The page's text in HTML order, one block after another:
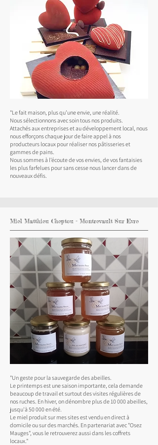
"Le fait maison, plus qu’une envie, une réalité.
Nous sélectionnons avec soin tous nos produits.
Attachés aux entreprises et au développement local, nous
nous efforçons chaque jour de faire appel à nos
producteurs locaux pour réaliser nos pâtisseries et
gammes de pains.
Nous sommes à l’écoute de vos envies, de vos fantaisies
les plus farfelues pour sans cesse nous lancer dans de
nouveaux défis.
Miel Matthieu Cheptou - Montrevault Sur Evre
"Un geste pour la sauvegarde des abeilles.
Le printemps est une saison importante, cela demande
beaucoup de travail et surtout des visites régulières de
nos ruches. En hiver, on dénombre plus de 10 000 abeilles,
jusqu'à 50 000 en été.
Le miel produit sur mes sites est vendu en direct à
domicile ou sur des marchés. En partenariat avec "Osez
Mauges", vous le retrouverez aussi dans les coffrets
locaux."